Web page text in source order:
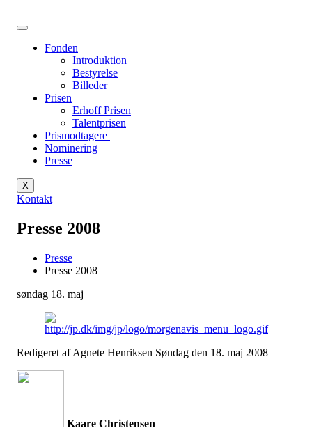
Fonden
Introduktion
Bestyrelse
Billeder
Prisen
Erhoff Prisen
Talentprisen
Prismodtagere
Nominering
Presse
X
Kontakt
Presse 2008
Presse
Presse 2008
søndag 18. maj
Redigeret af Agnete Henriksen Søndag den 18. maj 2008
Kaare Christensen